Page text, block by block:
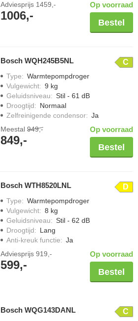
Adviesprijs 1459,-
1006,-
Op voorraad
Bestel
Bosch WQH245B5NL C
Type: Warmtepompdroger
Vulgewicht: 9 kg
Geluidsniveau: Stil - 61 dB
Droogtijd: Normaal
Zelfreinigende condensor: Ja
Meestal 949,-
849,-
Op voorraad
Bestel
Bosch WTH8520LNL D
Type: Warmtepompdroger
Vulgewicht: 8 kg
Geluidsniveau: Stil - 62 dB
Droogtijd: Lang
Anti-kreuk functie: Ja
Adviesprijs 919,-
599,-
Op voorraad
Bestel
Bosch WQG143DANL C